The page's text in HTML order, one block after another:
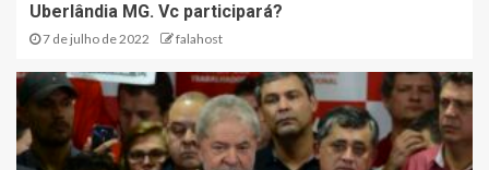
Uberlândia MG. Vc participará?
7 de julho de 2022 falahost